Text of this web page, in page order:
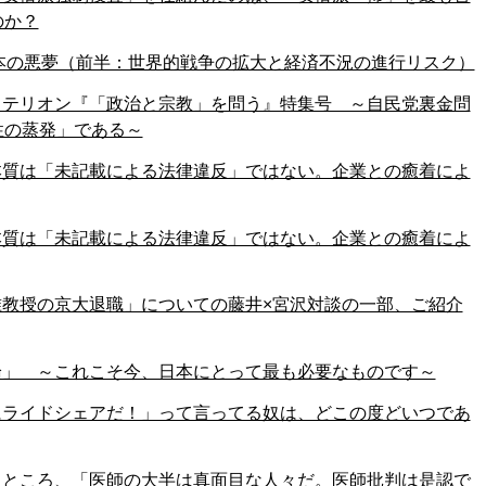
？
悪夢（前半：世界的戦争の拡大と経済不況の進行リスク）
リオン『「政治と宗教」を問う』特集号 ～自民党裏金問
蒸発」である～
は「未記載による法律違反」ではない。企業との癒着によ
は「未記載による法律違反」ではない。企業との癒着によ
授の京大退職」についての藤井×宮沢対談の一部、ご紹介
～これこそ今、日本にとって最も必要なものです～
イドシェアだ！」って言ってる奴は、どこの度どいつであ
ころ、「医師の大半は真面目な人々だ。医師批判は是認で